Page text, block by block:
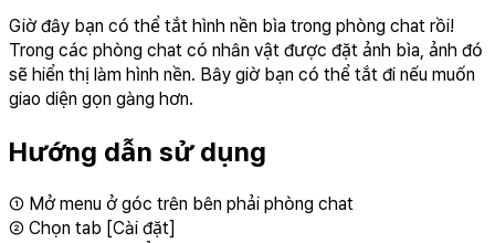
Giờ đây bạn có thể tắt hình nền bìa trong phòng chat rồi!
Trong các phòng chat có nhân vật được đặt ảnh bìa, ảnh đó
sẽ hiển thị làm hình nền. Bây giờ bạn có thể tắt đi nếu muốn
giao diện gọn gàng hơn.
Hướng dẫn sử dụng
① Mở menu ở góc trên bên phải phòng chat
② Chọn tab [Cài đặt]